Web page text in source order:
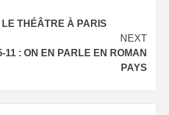
THÉÂTRE À PARIS
NEXT
11 : ON EN PARLE EN ROMAN
PAYS